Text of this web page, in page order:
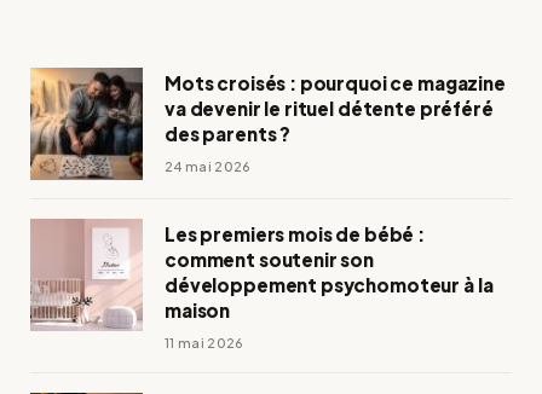
Mots croisés : pourquoi ce magazine
va devenir le rituel détente préféré
des parents ?
24 mai 2026
Les premiers mois de bébé :
comment soutenir son
développement psychomoteur à la
maison
11 mai 2026